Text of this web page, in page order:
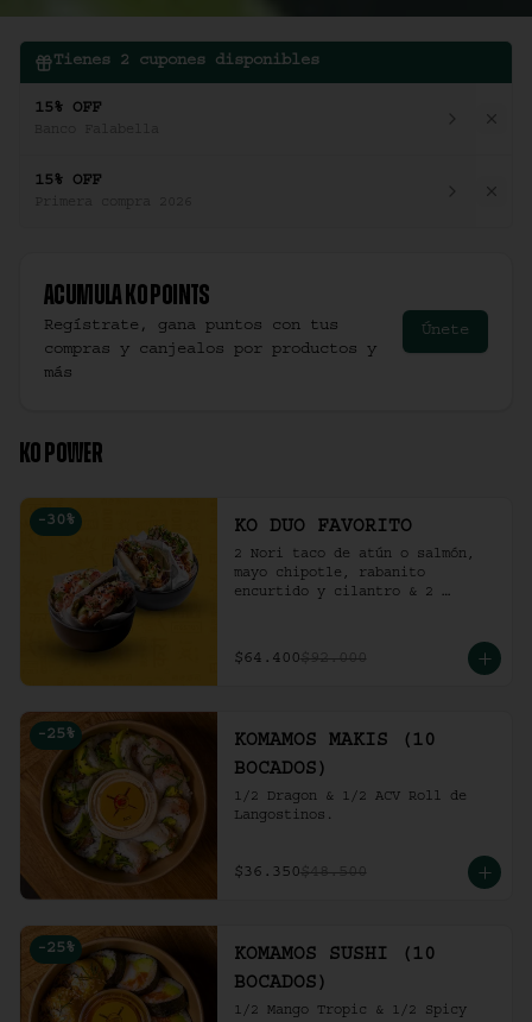
Tienes 2 cupones disponibles
15% OFF
15% OFF
Primera compra 2026
Acumula Ko Points
Regístrate, gana puntos con tus
compras y canjealos por productos y
más
Únete
KO POWER
-30 % KO DUO FAVORITO
2 Nori taco de atún o salmón,
mayo chipotle, rabanito
encurtido y cilantro & 2
picante en bao buns.
$64.400$92.000
-25 %
KOMAMOS MAKIS (10
BOCADOS)
1/2 Dragon & 1/2 ACV Roll de
Langostinos.
$36.350$48.500
-25 %
KOMAMOS SUSHI (10
BOCADOS)
1/2 Mango Tropic & 1/2 Spicy